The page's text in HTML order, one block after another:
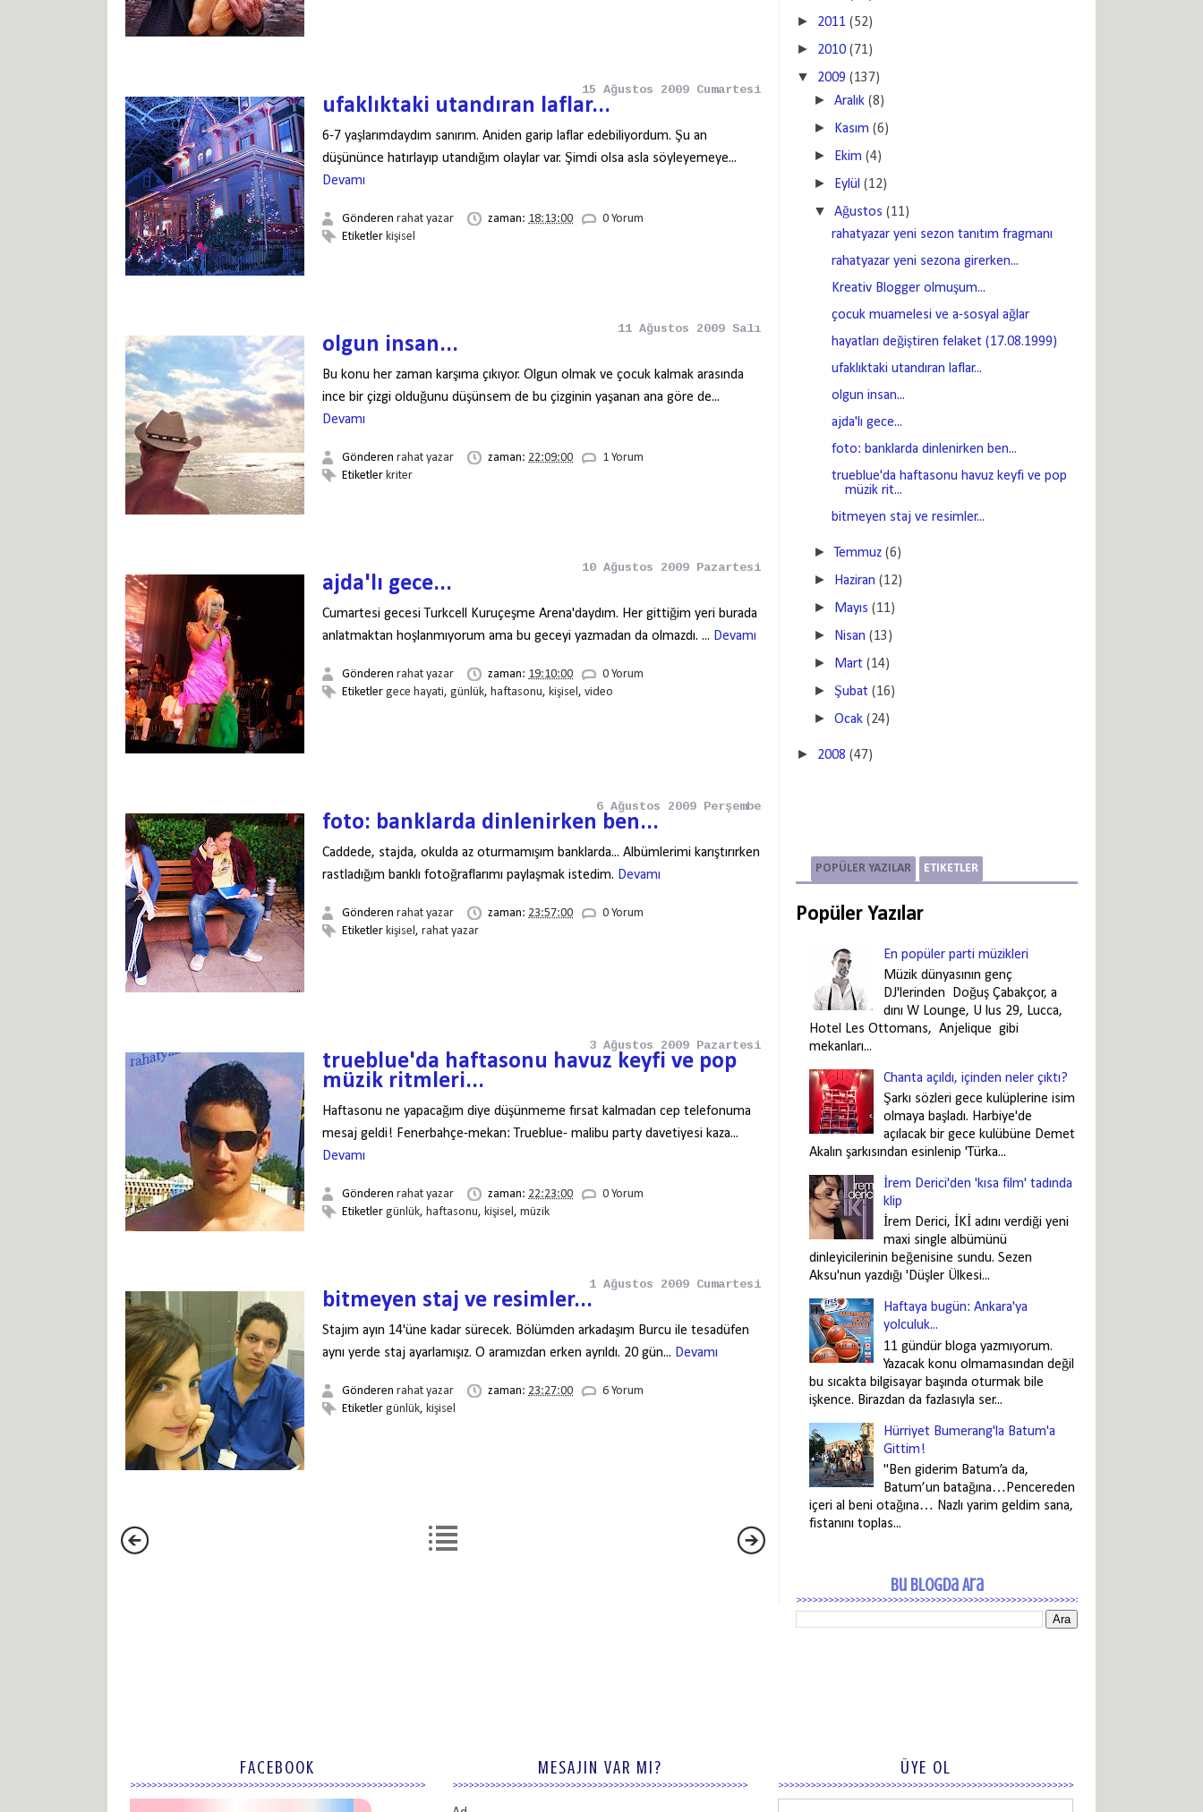
15 Ağustos 2009 Cumartesi
ufaklıktaki utandıran laflar...
6-7 yaşlarımdaydım sanırım. Aniden garip laflar edebiliyordum. Şu an
düşününce hatırlayıp utandığım olaylar var. Şimdi olsa asla söyleyemeye...
Devamı
Gönderen rahat yazar zaman: 18:13:00
0 Yorum
Etiketler kişisel
11 Ağustos 2009 Salı
olgun insan...
Bu konu her zaman karşıma çıkıyor. Olgun olmak ve çocuk kalmak arasında
ince bir çizgi olduğunu düşünsem de bu çizginin yaşanan ana göre de...
Devamı
Gönderen rahat yazar zaman: 22:09:00
1 Yorum
Etiketler kriter
10 Ağustos 2009 Pazartesi
ajda'lı gece...
Cumartesi gecesi Turkcell Kuruçeşme Arena'daydım. Her gittiğim yeri burada
anlatmaktan hoşlanmıyorum ama bu geceyi yazmadan da olmazdı. ... Devamı
Gönderen rahat yazar zaman: 19:10:00
0 Yorum
Etiketler gece hayati, günlük, haftasonu, kişisel, video
6 Ağustos 2009 Perşembe
foto: banklarda dinlenirken ben...
Caddede, stajda, okulda az oturmamışım banklarda... Albümlerimi karıştırırken
rastladığım banklı fotoğraflarımı paylaşmak istedim. Devamı
Gönderen rahat yazar zaman: 23:57:00
0 Yorum
Etiketler kişisel, rahat yazar
3 Ağustos 2009 Pazartesi
trueblue'da haftasonu havuz keyfi ve pop
müzik ritmleri...
Haftasonu ne yapacağım diye düşünmeme fırsat kalmadan cep telefonuma
mesaj geldi! Fenerbahçe-mekan: Trueblue- malibu party davetiyesi kaza...
Devamı
Gönderen rahat yazar zaman: 22:23:00
0 Yorum
Etiketler günlük, haftasonu, kişisel, müzik
1 Ağustos 2009 Cumartesi
bitmeyen staj ve resimler...
Stajım ayın 14'üne kadar sürecek. Bölümden arkadaşım Burcu ile tesadüfen
aynı yerde staj ayarlamışız. O aramızdan erken ayrıldı. 20 gün... Devamı
Gönderen rahat yazar zaman: 23:27:00
6 Yorum
Etiketler günlük, kişisel
► 2011 (52)
► 2010 (71)
▼ 2009 (137)
►Aralık (8)
► Kasım (6)
► Ekim (4)
► Eylül (12)
▼ Ağustos (11)
rahatyazar yeni sezon tanıtım fragmanı
rahatyazar yeni sezona girerken...
Kreativ Blogger olmuşum...
çocuk muamelesi ve a-sosyal ağlar
hayatları değiştiren felaket (17.08.1999)
ufaklıktaki utandıran laflar...
olgun insan...
ajda'lı gece...
foto: banklarda dinlenirken ben...
trueblue'da haftasonu havuz keyfi ve pop
müzik rit...
bitmeyen staj ve resimler...
►Temmuz (6)
► Haziran (12)
► Mayıs (11)
► Nisan (13)
► Mart (14)
► Şubat (16)
►Ocak (24)
► 2008 (47)
POPÜLER YAZILAR ETIKETLER
Popüler Yazılar
En popüler parti müzikleri
Müzik dünyasının genç
DJ'lerinden Doğuş Çabakçor, a
dını W Lounge, U lus 29, Lucca,
Hotel Les Ottomans, Anjelique gibi
mekanları...
Chanta açıldı, içinden neler çıktı?
Şarkı sözleri gece kulüplerine isim
olmaya başladı. Harbiye'de
açılacak bir gece kulübüne Demet
Akalın şarkısından esinlenip 'Türka...
İrem Derici'den 'kısa film' tadında
klip
İrem Derici, İKİ adını verdiği yeni
maxi single albümünü
dinleyicilerinin beğenisine sundu. Sezen
Aksu'nun yazdığı 'Düşler Ülkesi...
Haftaya bugün: Ankara'ya
yolculuk...
11 gündür bloga yazmıyorum.
Yazacak konu olmamasından değil
bu sıcakta bilgisayar başında oturmak bile
işkence. Birazdan da fazlasıyla ser...
Hürriyet Bumerang'la Batum'a
Gittim!
"Ben giderim Batum’a da,
Batum’un batağına…Pencereden
içeri al beni otağına… Nazlı yarim geldim sana,
fistanını toplas...
Bu Blogda Ara
FACEBOOK MESAJIN VAR MI? ÜYE OL